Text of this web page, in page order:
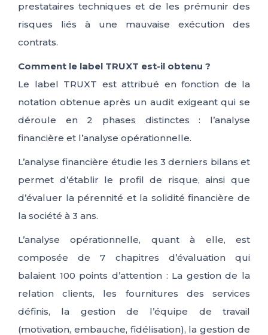
prestataires techniques et de les prémunir des
risques liés à une mauvaise exécution des
contrats.
Comment le label TRUXT est-il obtenu ?
Le label TRUXT est attribué en fonction de la
notation obtenue après un audit exigeant qui se
déroule en 2 phases distinctes : l’analyse
financière et l’analyse opérationnelle.
L’analyse financière étudie les 3 derniers bilans et
permet d’établir le profil de risque, ainsi que
d’évaluer la pérennité et la solidité financière de
la société à 3 ans.
L’analyse opérationnelle, quant à elle, est
composée de 7 chapitres d’évaluation qui
balaient 100 points d’attention : La gestion de la
relation clients, les fournitures des services
définis, la gestion de l’équipe de travail
(motivation, embauche, fidélisation), la gestion de